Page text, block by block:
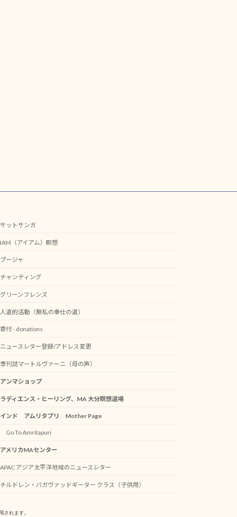
サットサンガ
IAM（アイアム）瞑想
プージャ
チャンティング
グリーンフレンズ
人道的活動（無私の奉仕の道）
寄付 - donations
ニュースレター登録/アドレス変更
季刊誌マートルヴァーニ（母の声）
アンマショップ
ラディエンス・ヒーリング、MA 大分瞑想道場
インド アムリタプリ Mother Page
Go To Amritapuri
アメリカMAセンター
APAC アジア太平洋地域のニュースレター
チルドレン・バガヴァッドギーター クラス（子供用）
されます。